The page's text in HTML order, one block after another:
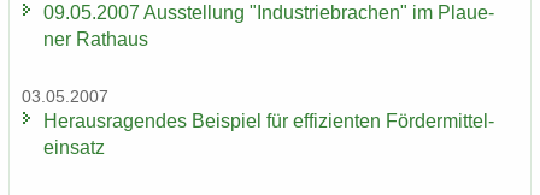
09.05.2007 Aus­stel­lung "In­dus­trie­bra­chen" im Plaue­
ner Rat­haus
03.05.2007
Her­aus­ra­gen­des Bei­spiel für ef­fi­zi­en­ten För­der­mit­tel­
ein­satz